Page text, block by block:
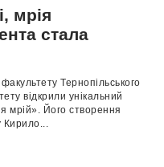
мрія
стала
Тернопільського
відкрили унікальний
мрій». Його створення
Кирило...